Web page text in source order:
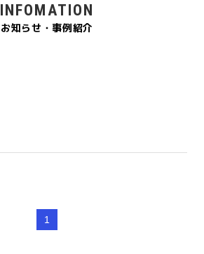
INFOMATION
お知らせ・事例紹介
1